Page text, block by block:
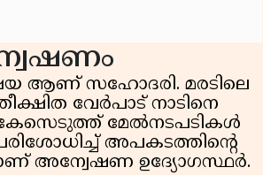
ആണ് സഹോദരി. മരടിലെ
വേർപാട് നാടിനെ
കേസെടുത്ത് മേൽനടപടികൾ
അപകടത്തിൻ്റെ
അന്വേഷണ ഉദ്യോഗസ്ഥർ.